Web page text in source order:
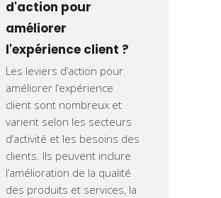
d'action pour
améliorer
l'expérience client ?
Les leviers d’action pour
améliorer l’expérience
client sont nombreux et
varient selon les secteurs
d’activité et les besoins des
clients. Ils peuvent inclure
l’amélioration de la qualité
des produits et services, la